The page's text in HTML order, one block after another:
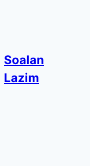
Soalan
Lazim